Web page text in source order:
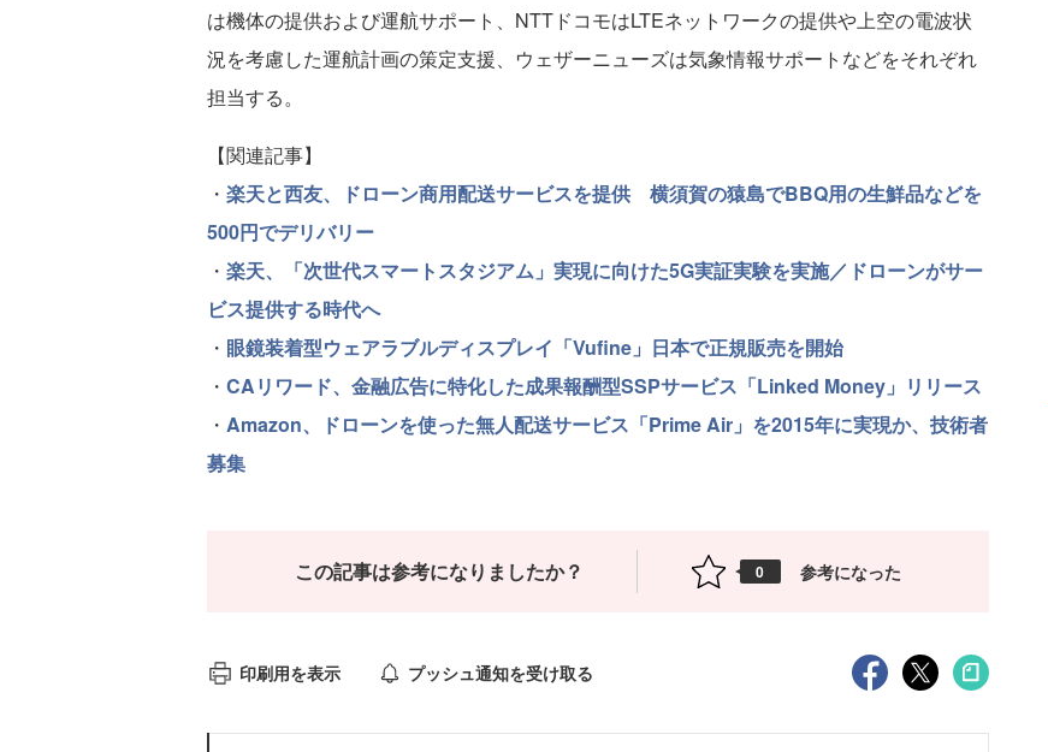
は機体の提供および運航サポート、NTTドコモはLTEネットワークの提供や上空の電波状
況を考慮した運航計画の策定支援、ウェザーニューズは気象情報サポートなどをそれぞれ
担当する。
【関連記事】
・ 楽天と西友、ドローン商用配送サービスを提供 横須賀の猿島でBBQ用の生鮮品などを
500円でデリバリー
・ 楽天、「次世代スマートスタジアム」実現に向けた5G実証実験を実施／ドローンがサー
ビス提供する時代へ
・ 眼鏡装着型ウェアラブルディスプレイ「Vufine」日本で正規販売を開始
・ CAリワード、金融広告に特化した成果報酬型SSPサービス「Linked Money」リリース
・ Amazon、ドローンを使った無人配送サービス「Prime Air」を2015年に実現か、技術者
募集
この記事は参考になりましたか？ 0 参考になった
印刷用を表示 プッシュ通知を受け取る